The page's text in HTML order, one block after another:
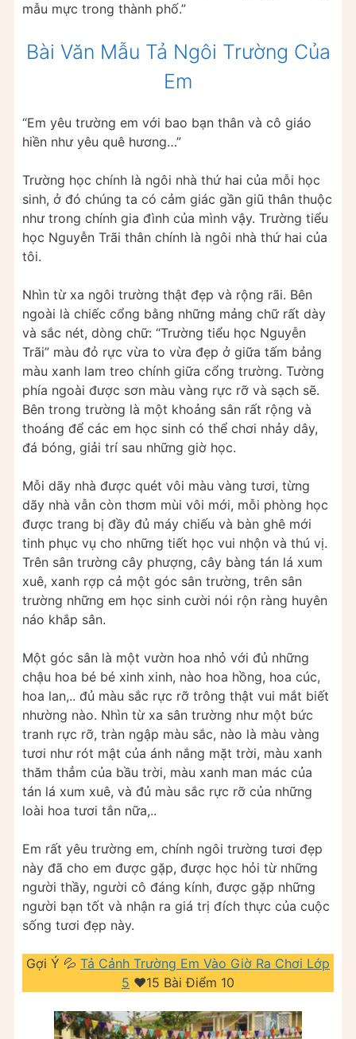
mẫu mực trong thành phố.”
Bài Văn Mẫu Tả Ngôi Trường Của
Em
“Em yêu trường em với bao bạn thân và cô giáo
hiền như yêu quê hương…”
Trường học chính là ngôi nhà thứ hai của mỗi học
sinh, ở đó chúng ta có cảm giác gần giũ thân thuộc
như trong chính gia đình của mình vậy. Trường tiểu
học Nguyễn Trãi thân chính là ngôi nhà thứ hai của
tôi.
Nhìn từ xa ngôi trường thật đẹp và rộng rãi. Bên
ngoài là chiếc cổng bằng những mảng chữ rất dày
và sắc nét, dòng chữ: “Trường tiểu học Nguyễn
Trãi” màu đỏ rực vừa to vừa đẹp ở giữa tấm bảng
màu xanh lam treo chính giữa cổng trường. Tường
phía ngoài được sơn màu vàng rực rỡ và sạch sẽ.
Bên trong trường là một khoảng sân rất rộng và
thoáng để các em học sinh có thể chơi nhảy dây,
đá bóng, giải trí sau những giờ học.
Mỗi dãy nhà được quét vôi màu vàng tươi, từng
dãy nhà vẫn còn thơm mùi vôi mới, mỗi phòng học
được trang bị đầy đủ máy chiếu và bàn ghê mới
tinh phục vụ cho những tiết học vui nhộn và thú vị.
Trên sân trường cây phượng, cây bàng tán lá xum
xuê, xanh rợp cả một góc sân trường, trên sân
trường những em học sinh cười nói rộn ràng huyên
náo khắp sân.
Một góc sân là một vườn hoa nhỏ với đủ những
chậu hoa bé bé xinh xinh, nào hoa hồng, hoa cúc,
hoa lan,.. đủ màu sắc rực rỡ trông thật vui mắt biết
nhường nào. Nhìn từ xa sân trường như một bức
tranh rực rỡ, tràn ngập màu sắc, nào là màu vàng
tươi như rót mật của ánh nắng mặt trời, màu xanh
thăm thẳm của bầu trời, màu xanh man mác của
tán lá xum xuê, và đủ màu sắc rực rỡ của những
loài hoa tươi tắn nữa,..
Em rất yêu trường em, chính ngôi trường tươi đẹp
này đã cho em được gặp, được học hỏi từ những
người thầy, người cô đáng kính, được gặp những
người bạn tốt và nhận ra giá trị đích thực của cuộc
sống tươi đẹp này.
Gợi Ý 💦 Tả Cảnh Trường Em Vào Giờ Ra Chơi Lớp
5 ❤️️15 Bài Điểm 10